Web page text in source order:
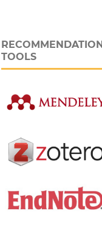
RECOMMENDATION
TOOLS